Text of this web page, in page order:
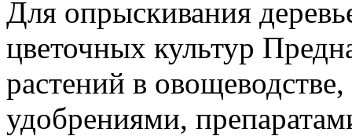
Для опрыскивания
цветочных культур
растений в овощеводстве,
удобрениями,